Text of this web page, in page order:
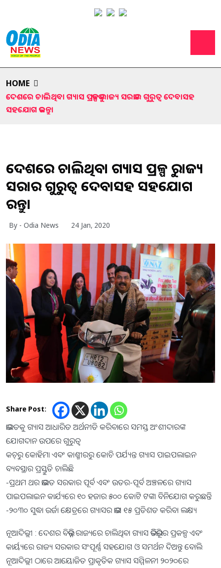
HOME
ଦେଶରେ ଚାଲିଥିବା ଗ୍ୟାସ ପ୍ରକଳ୍ପକୁ ରାଜ୍ୟ ସରକାର ଗୁରୁତ୍ୱ ଦେବାସହ
ସହଯୋଗ କରନ୍ତୁ।
ଦେଶରେ ଚାଲିଥିବା ଗ୍ୟାସ ପ୍ରକଳ୍ପକୁ ରାଜ୍ୟ
ସରକାର ଗୁରୁତ୍ୱ ଦେବାସହ ସହଯୋଗ
କରନ୍ତୁ।
By - Odia News 24 Jan, 2020
Share Post:
ଭାରତକୁ ଗ୍ୟାସ ଆଧାରିତ ଅର୍ଥନୀତି କରିବାରେ ସମସ୍ତ ଅଂଶୀଦାରଙ୍କ
ଯୋଗଦାନ ଉପରେ ଗୁରୁତ୍ୱ
କଚ୍‍ରୁ କୋହିମା ଏବଂ କାଶ୍ମୀରରୁ କୋଚି ପର୍ଯ୍ୟନ୍ତ ଗ୍ୟାସ ପାଇପଲାଇନ
ବ୍ୟବସ୍ଥାର ପ୍ରସ୍ତୁତି ଚାଲିଛି
-ପ୍ରଥମ ଥର ଭାରତ ସରକାର ପୂର୍ବ ଏବଂ ଉତର-ପୂର୍ବ ଅଞ୍ଚଳରେ ଗ୍ୟାସ
ପାଇପଲାଇନ କାର୍ଯ୍ୟରେ ୧୦ ହଜାର ୫୦୦ କୋଟି ଟଙ୍କା ବିନିଯୋଗ କରୁଛନ୍ତି
-୨୦୩୦ ସୁଦ୍ଧା ଉର୍ଜା କ୍ଷେତ୍ରରେ ଗ୍ୟାସର ଭାଗ ୧୫ ପ୍ରତିଶତ କରିବା ଲକ୍ଷ୍ୟ
ନୂଆଦିଲ୍ଲୀ : ଦେଶର ବିଭିନ୍ନ ରାଜ୍ୟରେ ଚାଲିଥିବା ଗ୍ୟାସ ଭିତିଭୂମିର ପ୍ରକଳ୍ପ ଏବଂ
କାର୍ୟ୍ୟରେ ରାଜ୍ୟ ସରକାର ସଂପୂର୍ଣ୍ଣ ସହଯୋଗ ଓ ସମର୍ଥନ ଦିଅନ୍ତୁ ବୋଲି
ନୂଆଦିଲ୍ଲୀ ଠାରେ ଆୟୋଜିତ ପ୍ରାକୃତିକ ଗ୍ୟାସ ସମ୍ମିଳନୀ ୨୦୨୦ରେ